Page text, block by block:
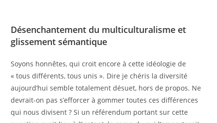
Désenchantement du multiculturalisme et
glissement sémantique
Soyons honnêtes, qui croit encore à cette idéologie de
« tous différents, tous unis ». Dire je chéris la diversité
aujourd’hui semble totalement désuet, hors de propos. Ne
devrait-on pas s’efforcer à gommer toutes ces différences
qui nous divisent ? Si un référendum portant sur cette